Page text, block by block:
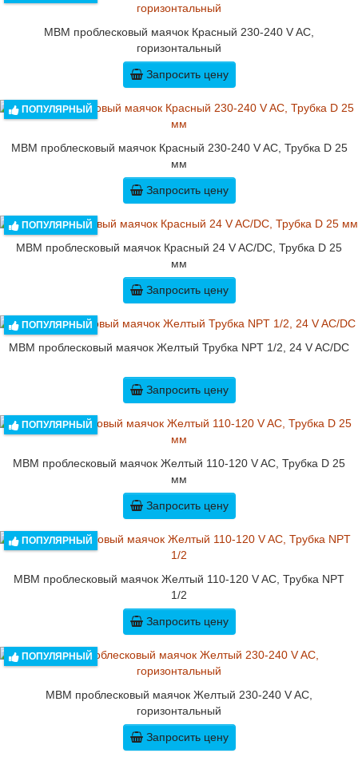
MBM проблесковый маячок Красный 230-240 V AC,
горизонтальный
Запросить цену
ПОПУЛЯРНЫЙ
MBM проблесковый маячок Красный 230-240 V AC, Трубка D 25
мм
Запросить цену
ПОПУЛЯРНЫЙ
MBM проблесковый маячок Красный 24 V AC/DC, Трубка D 25
мм
Запросить цену
ПОПУЛЯРНЫЙ
MBM проблесковый маячок Желтый Трубка NPT 1/2, 24 V AC/DC
Запросить цену
ПОПУЛЯРНЫЙ
MBM проблесковый маячок Желтый 110-120 V AC, Трубка D 25
мм
Запросить цену
ПОПУЛЯРНЫЙ
MBM проблесковый маячок Желтый 110-120 V AC, Трубка NPT
1/2
Запросить цену
ПОПУЛЯРНЫЙ
MBM проблесковый маячок Желтый 230-240 V AC,
горизонтальный
Запросить цену